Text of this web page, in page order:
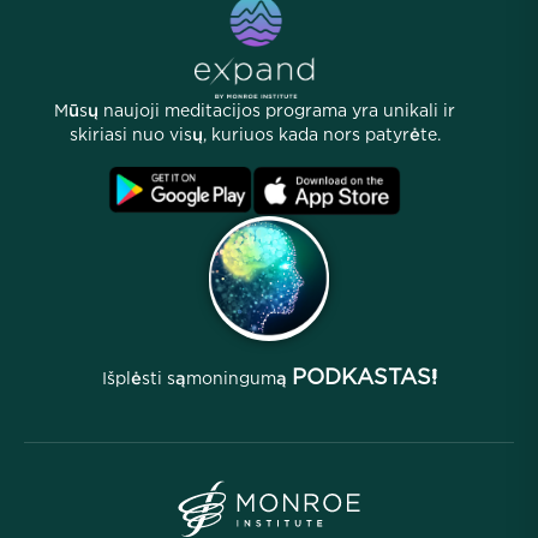
Partnerių programa
Vietos
Mūsų naujoji meditacijos programa yra unikali ir
skiriasi nuo visų, kuriuos kada nors patyrėte.
Išplėsti sąmoningumą PODKASTAS!